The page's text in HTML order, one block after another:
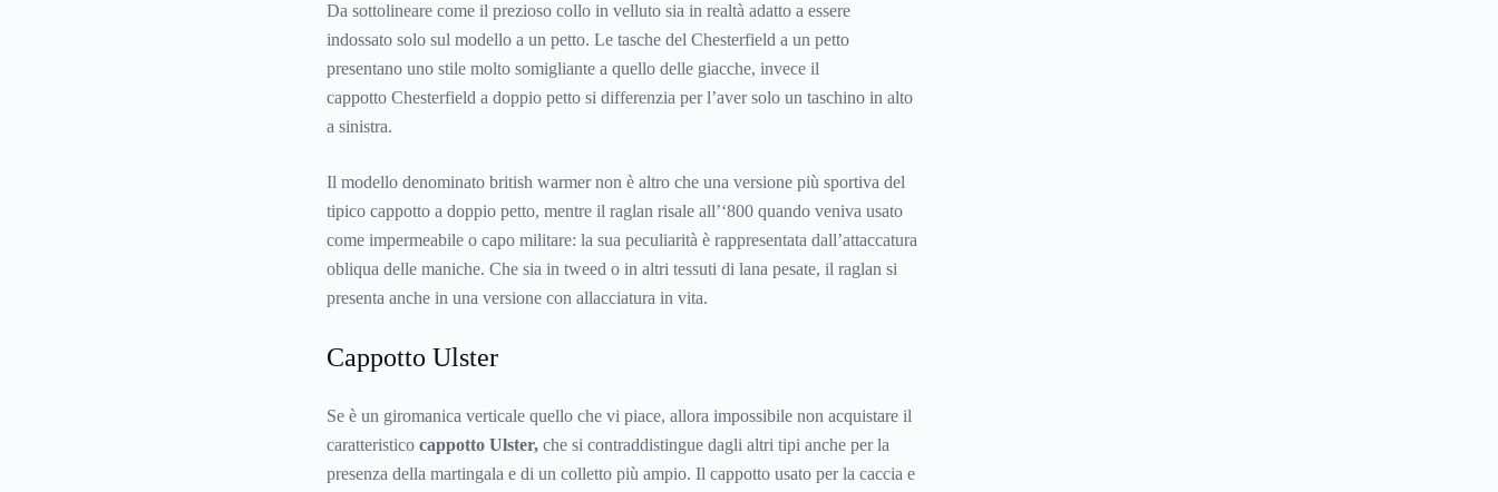
Da sottolineare come il prezioso collo in velluto sia in realtà adatto a essere
indossato solo sul modello a un petto. Le tasche del Chesterfield a un petto
presentano uno stile molto somigliante a quello delle giacche, invece il
cappotto Chesterfield a doppio petto si differenzia per l’aver solo un taschino in alto
a sinistra.
Il modello denominato british warmer non è altro che una versione più sportiva del
tipico cappotto a doppio petto, mentre il raglan risale all’‘800 quando veniva usato
come impermeabile o capo militare: la sua peculiarità è rappresentata dall’attaccatura
obliqua delle maniche. Che sia in tweed o in altri tessuti di lana pesate, il raglan si
presenta anche in una versione con allacciatura in vita.
Cappotto Ulster
Se è un giromanica verticale quello che vi piace, allora impossibile non acquistare il
caratteristico cappotto Ulster,che si contraddistingue dagli altri tipi anche per la
presenza della martingala e di un colletto più ampio. Il cappotto usato per la caccia e